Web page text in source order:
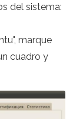
del sistema:
marque
cuadro y